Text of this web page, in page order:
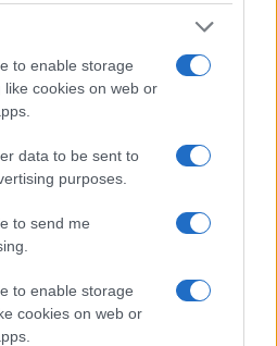
to enable storage
cookies on web or
data to be sent to
purposes.
to send me
to enable storage
cookies on web or
la speranza, la buona
E anche lui il suo quarto
lo porta a casa.
SAVIANO
SUCCESSIVA